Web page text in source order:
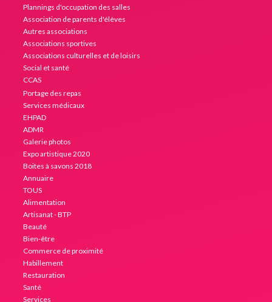
Plannings d'occupation des salles
Association de parents d'élèves
Autres associations
Associations sportives
Associations culturelles et de loisirs
Social et santé
CCAS
Portage des repas
Services médicaux
EHPAD
ADMR
Galerie photos
Expo artistique 2020
Boites à savons 2018
Annuaire
TOUS
Alimentation
Artisanat - BTP
Beauté
Bien-être
Commerce de proximité
Habillement
Restauration
Santé
Services